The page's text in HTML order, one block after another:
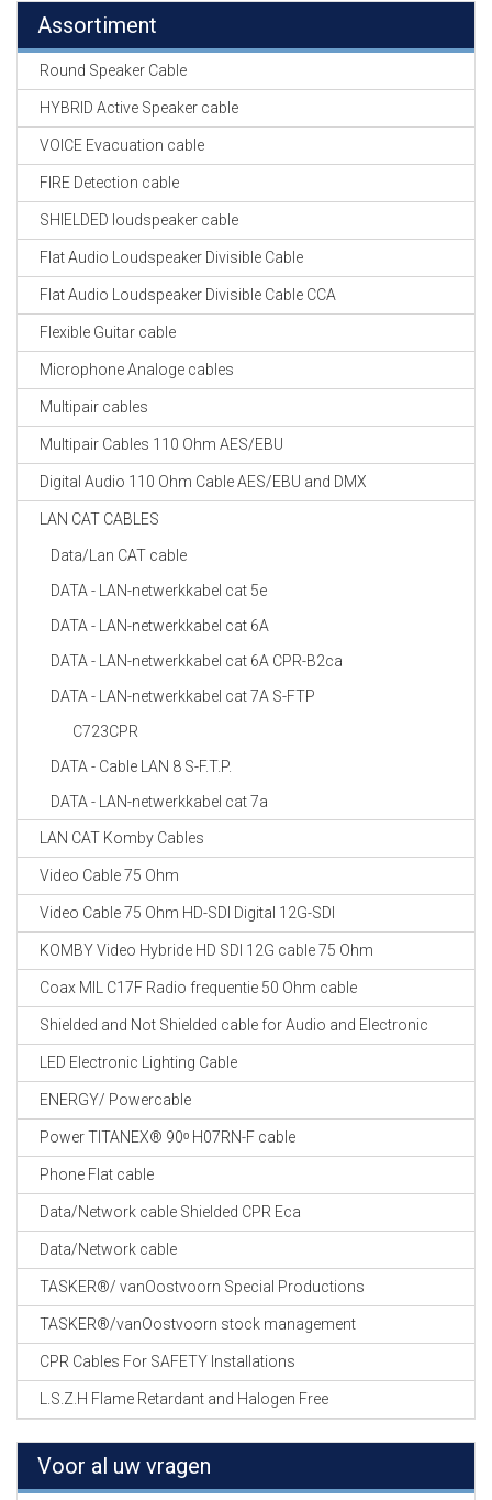
Assortiment
Round Speaker Cable
HYBRID Active Speaker cable
VOICE Evacuation cable
FIRE Detection cable
SHIELDED loudspeaker cable
Flat Audio Loudspeaker Divisible Cable
Flat Audio Loudspeaker Divisible Cable CCA
Flexible Guitar cable
Microphone Analoge cables
Multipair cables
Multipair Cables 110 Ohm AES/EBU
Digital Audio 110 Ohm Cable AES/EBU and DMX
LAN CAT CABLES
Data/Lan CAT cable
DATA - LAN-netwerkkabel cat 5e
DATA - LAN-netwerkkabel cat 6A
DATA - LAN-netwerkkabel cat 6A CPR-B2ca
DATA - LAN-netwerkkabel cat 7A S-FTP
C723CPR
DATA - Cable LAN 8 S-F.T.P.
DATA - LAN-netwerkkabel cat 7a
LAN CAT Komby Cables
Video Cable 75 Ohm
Video Cable 75 Ohm HD-SDI Digital 12G-SDI
KOMBY Video Hybride HD SDI 12G cable 75 Ohm
Coax MIL C17F Radio frequentie 50 Ohm cable
Shielded and Not Shielded cable for Audio and Electronic
LED Electronic Lighting Cable
ENERGY/ Powercable
Power TITANEX® 90ᵒ H07RN-F cable
Phone Flat cable
Data/Network cable Shielded CPR Eca
Data/Network cable
TASKER®/ vanOostvoorn Special Productions
TASKER®/vanOostvoorn stock management
CPR Cables For SAFETY Installations
L.S.Z.H Flame Retardant and Halogen Free
Voor al uw vragen